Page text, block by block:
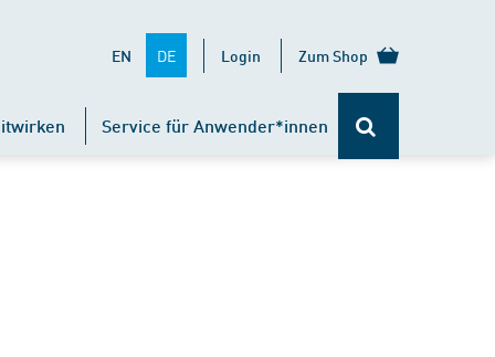
EN DE Login Zum Shop
Service für Anwender*innen